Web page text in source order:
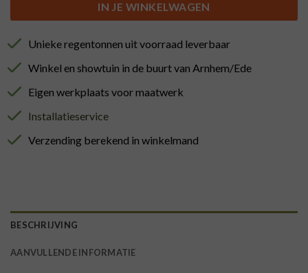
IN JE WINKELWAGEN
Unieke regentonnen uit voorraad leverbaar
Winkel en showtuin in de buurt van Arnhem/Ede
Eigen werkplaats voor maatwerk
Installatieservice
Verzending berekend in winkelmand
BESCHRIJVING
AANVULLENDE INFORMATIE